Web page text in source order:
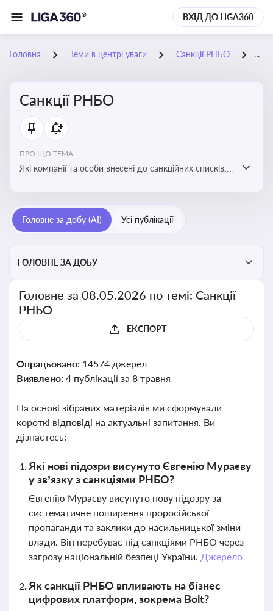
ВХІД ДО LIGA360
Головна Теми в центрі уваги Санкції РНБО
Санкції РНБО
ПРО ЩО ТЕМА:
Які компанії та особи внесені до санкційних списків,
санкцій для бізнесу та економіки в цілому
Головне за добу (AI) Усі публікації
ГОЛОВНЕ ЗА ДОБУ
Головне за 08.05.2026 по темі: Санкції
РНБО
ЕКСПОРТ
Опрацьовано: 14574 джерел
Виявлено: 4 публікації за 8 травня
На основі зібраних матеріалів ми сформували
короткі відповіді на актуальні запитання. Ви
дізнаєтесь:
Які нові підозри висунуто Євгенію Мураєву
у зв’язку з санкціями РНБО?
Євгенію Мураєву висунуто нову підозру за
систематичне поширення проросійської
пропаганди та заклики до насильницької зміни
влади. Він перебуває під санкціями РНБО через
загрозу національній безпеці України. Джерело
Як санкції РНБО впливають на бізнес
цифрових платформ, зокрема Bolt?